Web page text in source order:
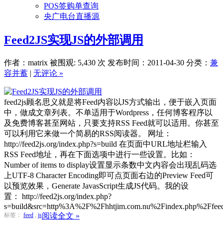
POS签购单查询
央广电台直播源
Feed2JS实现JS的外部调用
作者：matrix 被围观: 5,430 次 发布时间：2011-04-30 分类： 兼
容并蓄 | 无评论 »
feed2js顾名思义就是将Feed内容以JS方式输出，便于嵌入页面
中，做成文章列表。不单适用于Wordpress，任何博客程序以
及免费博客甚至网站，只要支持RSS Feed就可以适用。你甚至
可以利用它来做一个简易的RSS阅读器。 网址：
http://feed2js.org/index.php?s=build 在页面中URL地址栏输入
RSS Feed地址，再在下面选项中进行一些设置。比如：
Number of items to display设置显示条数中文内容会出现乱码选
上UTF-8 Character Encoding即可点页面右边的Preview Feed可
以预览效果，Generate JavasScript生成JS代码。我的设
置： http://feed2js.org/index.php?
标签： feed js阅读全文 »